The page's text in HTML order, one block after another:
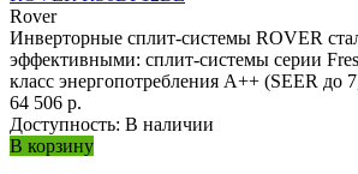
Rover
Инверторные сплит-системы ROVER
эффективными: сплит-системы серии
класс энергопотребления A++ (SEER до
64 506 р.
Доступность: В наличии
В корзину